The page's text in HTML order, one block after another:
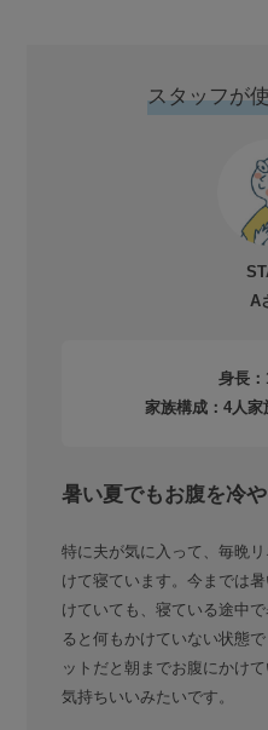
スタッフが
A
身長
家族構成：4人家
暑い夏でもお腹を冷や
特に夫が気に入って、毎晩
けて寝ています。今までは
けていても、寝ている途中
ると何もかけていない状態
ットだと朝までお腹にかけ
気持ちいいみたいです。